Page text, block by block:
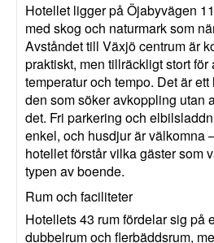
Hotellet ligger på Öjabyvägen
med skog och naturmark som
Avståndet till Växjö centrum är
praktiskt, men tillräckligt stort för
temperatur och tempo. Det är
den som söker avkoppling utan
det. Fri parkering och
enkel, och husdjur är välkomna
hotellet förstår vilka gäster som
typen av boende.
Rum och faciliteter
Hotellets 43 rum fördelar sig på
dubbelrum och flerbäddsrum,